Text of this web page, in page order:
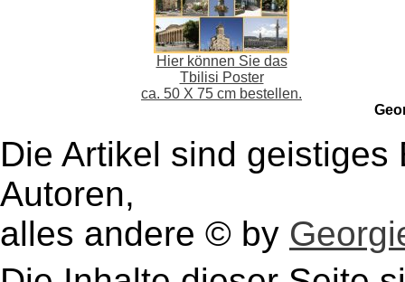
Hier können Sie das
Tbilisi Poster
ca. 50 X 75 cm bestellen.
Die Artikel sind
Autoren,
alles andere © by